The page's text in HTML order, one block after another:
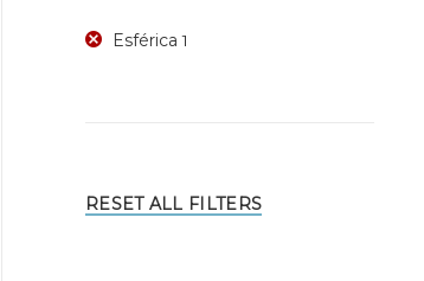
Esférica 1
RESET ALL FILTERS